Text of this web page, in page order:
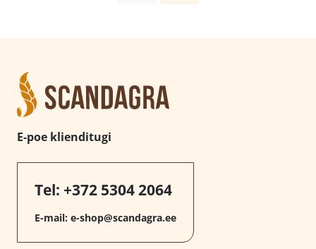
E-poe klienditugi
Tel: +372 5304 2064
E-mail: e-shop@scandagra.ee